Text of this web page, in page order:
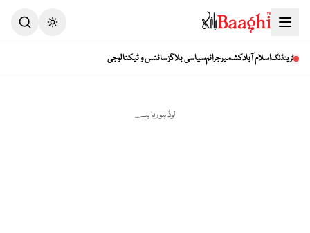
Toggle theme
ٹرینڈنگاسلام آبادکشمیرجرائمسیاسی بلاگزسائنس و ٹیکنالوجی
لوڈ ہو رہا ہے...